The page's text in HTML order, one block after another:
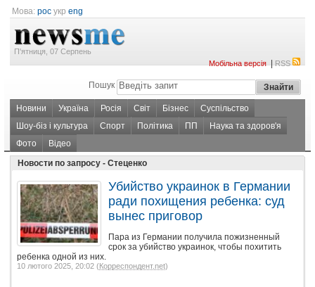
Мова: рос укр eng
П'ятниця, 07 Серпень
Мобільна версія|RSS
Пошук
Новини Україна Росія Світ Бізнес
Суспільство
Шоу-біз і культура
Спорт Політика ПП
Наука та здоров'я
Фото
Відео
Новости по запросу - Стеценко
Убийство украинок в Германии
ради похищения ребенка: суд
вынес приговор
Пара из Германии получила пожизненный
срок за убийство украинок, чтобы похитить
ребенка одной из них.
10 лютого 2025, 20:02 (Корреспондент.net)